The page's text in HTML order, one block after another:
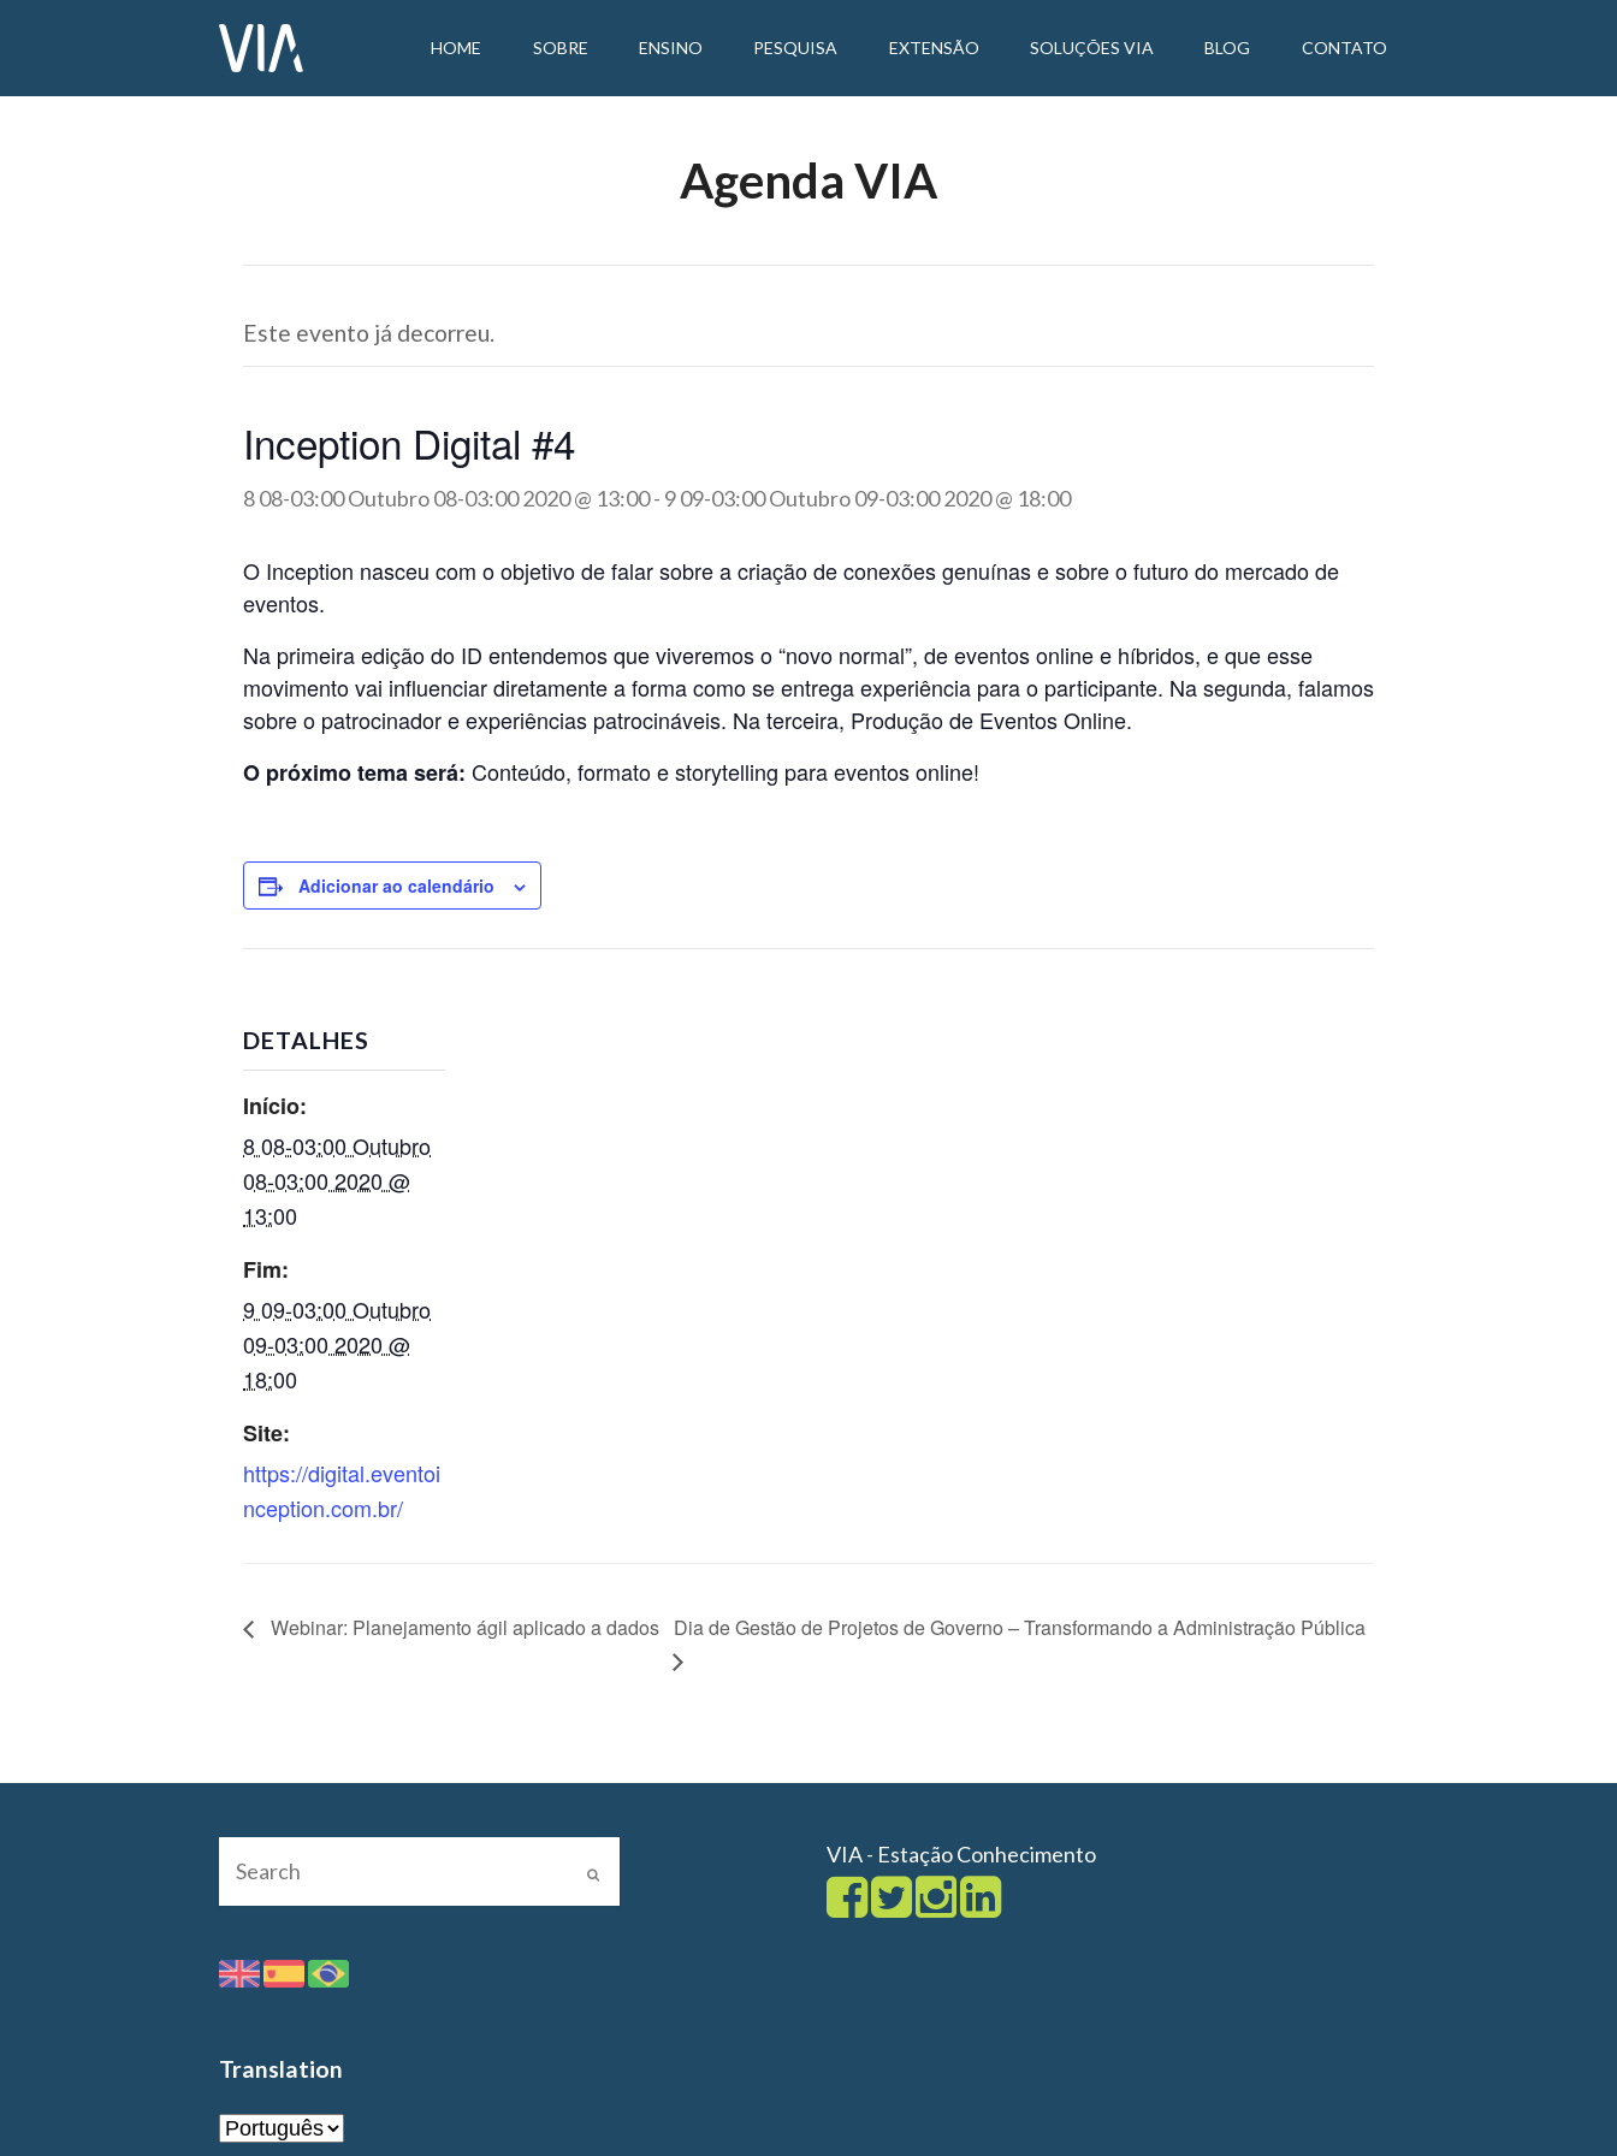
HOME SOBRE ENSINO PESQUISA EXTENSÃO SOLUÇÕES VIA BLOG CONTATO
Agenda VIA
Este evento já decorreu.
Inception Digital #4
8 08-03:00 Outubro 08-03:00 2020 @ 13:00- 9 09-03:00 Outubro 09-03:00 2020 @ 18:00
O Inception nasceu com o objetivo de falar sobre a criação de conexões genuínas e sobre o futuro do mercado de
eventos.
Na primeira edição do ID entendemos que viveremos o “novo normal”, de eventos online e híbridos, e que esse
movimento vai influenciar diretamente a forma como se entrega experiência para o participante. Na segunda, falamos
sobre o patrocinador e experiências patrocináveis. Na terceira, Produção de Eventos Online.
O próximo tema será: Conteúdo, formato e storytelling para eventos online!
Adicionar ao calendário
DETALHES
Início:
8 08-03:00 Outubro
08-03:00 2020 @
13:00
Fim:
9 09-03:00 Outubro
09-03:00 2020 @
18:00
Site:
https://digital.eventoi
nception.com.br/
Webinar: Planejamento ágil aplicado a dados Dia de Gestão de Projetos de Governo – Transformando a Administração Pública
Translation
VIA - Estação Conhecimento